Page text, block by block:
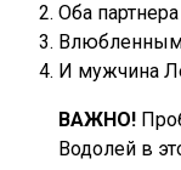
Оба
Влюбленным
И мужчина
ВАЖНО!
Водолей в